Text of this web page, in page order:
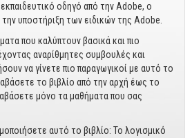
οδηγό από την Adobe, ο
υποστήριξη των ειδικών της Adobe.
που καλύπτουν βασικά και πιο
αναρίθμητες συμβουλές και
να γίνετε πιο παραγωγικοί με αυτό το
το βιβλίο από την αρχή έως το
μόνο τα μαθήματα που σας
αυτό το βιβλίο: Το λογισμικό